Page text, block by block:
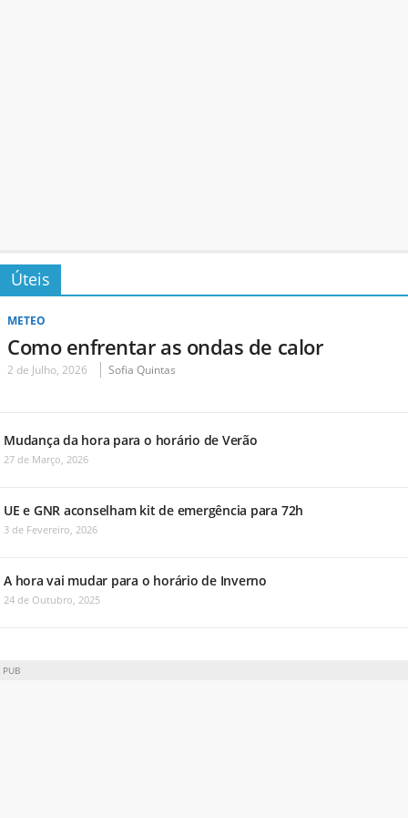
Úteis
METEO
Como enfrentar as ondas de calor
2 de Julho, 2026 Sofia Quintas
Mudança da hora para o horário de Verão
27 de Março, 2026
UE e GNR aconselham kit de emergência para 72h
3 de Fevereiro, 2026
A hora vai mudar para o horário de Inverno
24 de Outubro, 2025
PUB